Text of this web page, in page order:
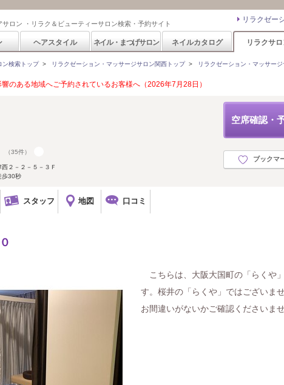
サロン ・リラク＆ビューティーサロン検索・予約サイト リラクゼー
ヘアスタイル ネイル・まつげサロン ネイルカタログ リラクサ
ン検索トップ> リラクゼーション・マッサージサロン関西トップ> リラクゼーション・マッサー
のある地域へご予約されているお客様へ（2026年7月28日）
空席確認・
ブックマ
（35件）
２－２－５－３Ｆ
歩30秒
スタッフ 地図 口コミ
こちらは、大阪大国町の「らくや
す。桜井の「らくや」ではございませ
お間違いがないかご確認くださいませ